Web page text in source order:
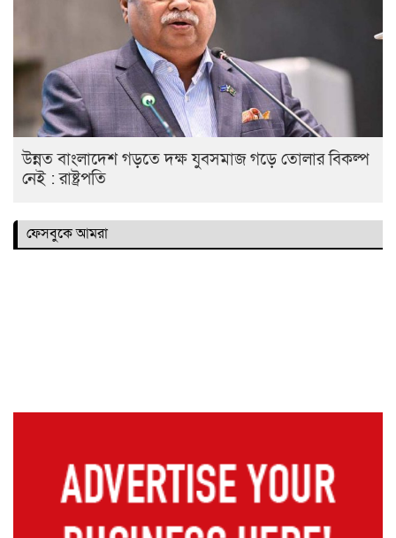
উন্নত বাংলাদেশ গড়তে দক্ষ যুবসমাজ গড়ে তোলার বিকল্প
নেই : রাষ্ট্রপতি
ফেসবুকে আমরা